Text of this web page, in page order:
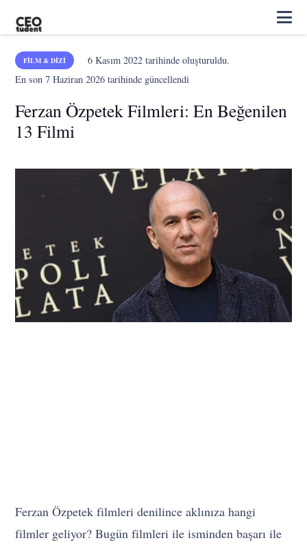
FILM & DIZI 6 Kasım 2022tarihinde oluşturuldu.
En son7 Haziran 2026 tarihinde güncellendi
Ferzan Özpetek Filmleri: En Beğenilen
13 Filmi
Ferzan Özpetek filmleri denilince aklınıza hangi
filmler geliyor? Bugün filmleri ile isminden başarı ile